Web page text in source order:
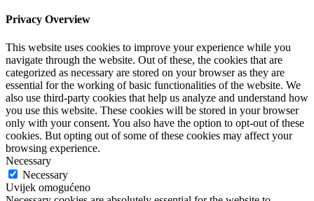
Privacy Overview
This website uses cookies to improve your experience while you
navigate through the website. Out of these, the cookies that are
categorized as necessary are stored on your browser as they are
essential for the working of basic functionalities of the website. We
also use third-party cookies that help us analyze and understand how
you use this website. These cookies will be stored in your browser
only with your consent. You also have the option to opt-out of these
cookies. But opting out of some of these cookies may affect your
browsing experience.
Necessary
Necessary
Uvijek omogućeno